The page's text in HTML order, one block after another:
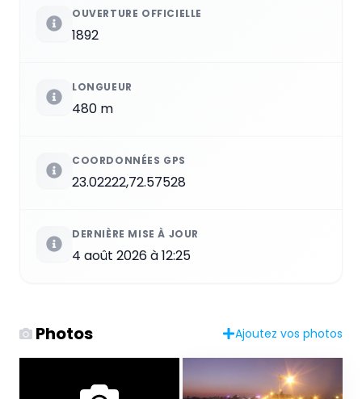
OUVERTURE OFFICIELLE
1892
LONGUEUR
480 m
COORDONNÉES GPS
23.02222,72.57528
DERNIÈRE MISE À JOUR
4 août 2026 à 12:25
Photos Ajoutez vos photos